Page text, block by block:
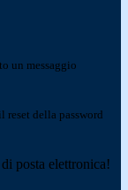
un messaggio
reset della password
posta elettronica!